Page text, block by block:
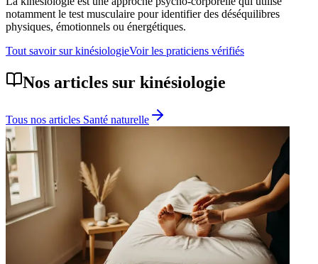
notamment le test musculaire pour identifier des déséquilibres
physiques, émotionnels ou énergétiques.
Tout savoir surkinésiologieVoir les praticiens vérifiés
Nos articles sur kinésiologie
Tous nos articles Santé naturelle